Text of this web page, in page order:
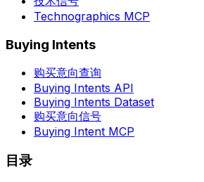
Technographics MCP
Buying Intents
购买意向查询
Buying Intents API
Buying Intents Dataset
购买意向信号
Buying Intent MCP
目录